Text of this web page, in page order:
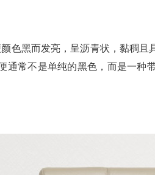
色黑而发亮，呈沥青状，黏稠
常不是单纯的黑色，而是一种